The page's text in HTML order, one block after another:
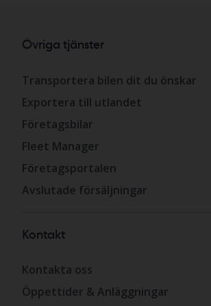
Övriga tjänster
Transportera bilen dit du önskar
Exportera till utlandet
Företagsbilar
Fleet Manager
Företagsportalen
Avslutade försäljningar
Kontakt
Kontakta oss
Öppettider & Anläggningar